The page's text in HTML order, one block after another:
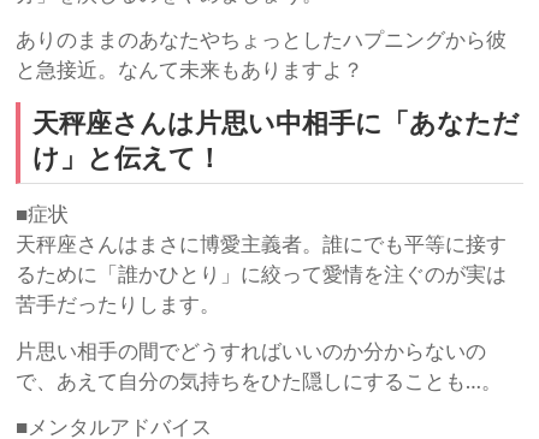
ありのままのあなたやちょっとしたハプニングから彼
と急接近。なんて未来もありますよ？
天秤座さんは片思い中相手に「あなただ
け」と伝えて！
■症状
天秤座さんはまさに博愛主義者。誰にでも平等に接す
るために「誰かひとり」に絞って愛情を注ぐのが実は
苦手だったりします。
片思い相手の間でどうすればいいのか分からないの
で、あえて自分の気持ちをひた隠しにすることも…。
■メンタルアドバイス